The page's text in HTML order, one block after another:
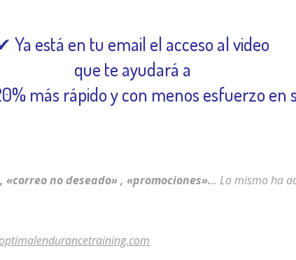
Ya está en tu email el acceso al video
que te ayudará a
más rápido y con menos esfuerzo en
«correo no deseado» , «promociones»... Lo mismo ha